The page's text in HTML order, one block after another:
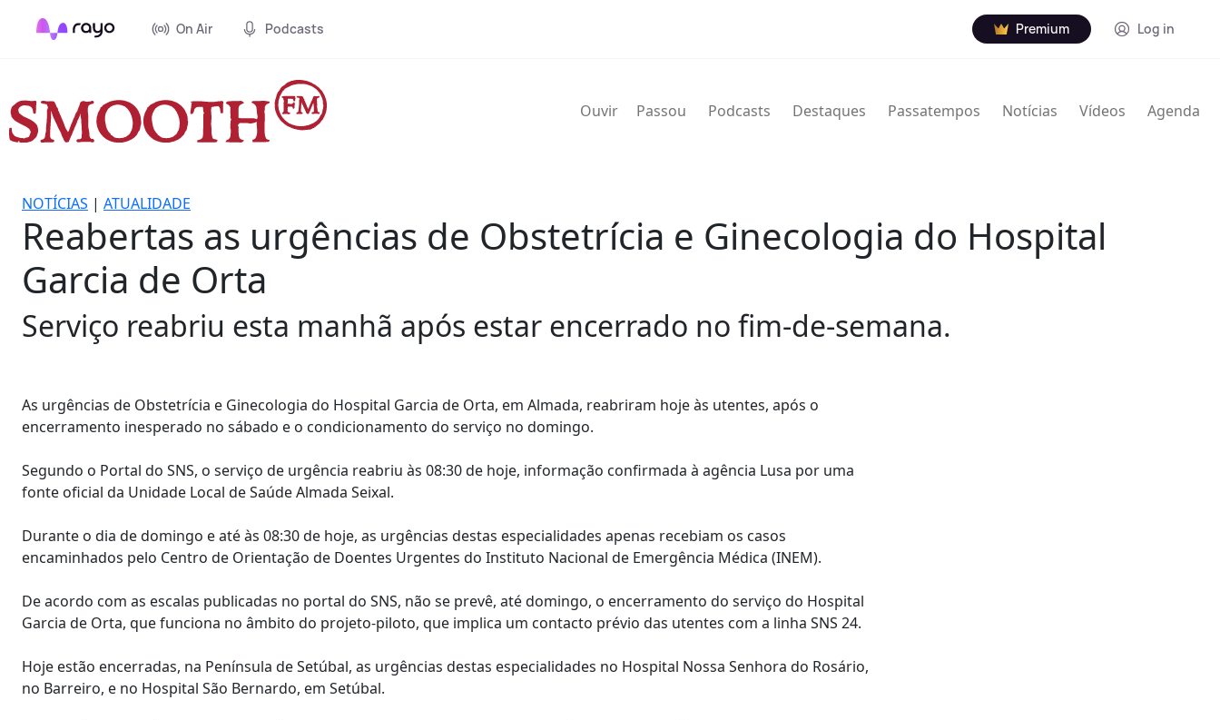
On Air Podcasts Premium Log in
Ouvir Passou Podcasts Destaques Passatempos Notícias Vídeos Agenda
NOTÍCIAS | ATUALIDADE
Reabertas as urgências de Obstetrícia e Ginecologia do Hospital
Garcia de Orta
Serviço reabriu esta manhã após estar encerrado no fim-de-semana.
As urgências de Obstetrícia e Ginecologia do Hospital Garcia de Orta, em Almada, reabriram hoje às utentes, após o
encerramento inesperado no sábado e o condicionamento do serviço no domingo.
Segundo o Portal do SNS, o serviço de urgência reabriu às 08:30 de hoje, informação confirmada à agência Lusa por uma
fonte oficial da Unidade Local de Saúde Almada Seixal.
Durante o dia de domingo e até às 08:30 de hoje, as urgências destas especialidades apenas recebiam os casos
encaminhados pelo Centro de Orientação de Doentes Urgentes do Instituto Nacional de Emergência Médica (INEM).
De acordo com as escalas publicadas no portal do SNS, não se prevê, até domingo, o encerramento do serviço do Hospital
Garcia de Orta, que funciona no âmbito do projeto-piloto, que implica um contacto prévio das utentes com a linha SNS 24.
Hoje estão encerradas, na Península de Setúbal, as urgências destas especialidades no Hospital Nossa Senhora do Rosário,
no Barreiro, e no Hospital São Bernardo, em Setúbal.